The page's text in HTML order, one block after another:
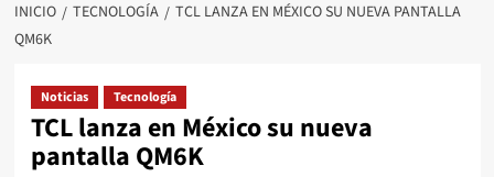
INICIO TECNOLOGÍA
TCL LANZA EN MÉXICO SU NUEVA PANTALLA
QM6K
Noticias Tecnología
TCL lanza en México su nueva
pantalla QM6K